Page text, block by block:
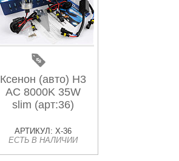
Ксенон (авто) H3
AC 8000K 35W
slim (арт:36)
АРТИКУЛ: X-36
ЕСТЬ В НАЛИЧИИ